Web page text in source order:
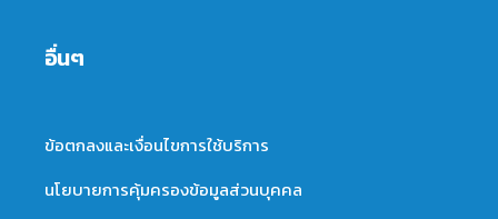
อื่นๆ
ข้อตกลงและเงื่อนไขการใช้บริการ
นโยบายการคุ้มครองข้อมูลส่วนบุคคล